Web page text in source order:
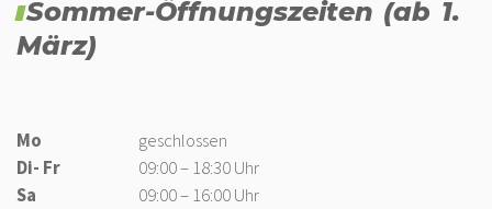
Sommer-Öffnungszeiten (ab 1.
März)
Mo
geschlossen
Di- Fr
09:00 – 18:30 Uhr
Sa
09:00 – 16:00 Uhr